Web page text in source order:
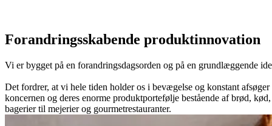
Forandringsskabende produktinnovation
Vi er bygget på en forandringsdagsorden og på en grundlæggende
Det fordrer, at vi hele tiden holder os i bevægelse og konstant
koncernen og deres enorme produktportefølje bestående af brød,
bagerier til mejerier og gourmetrestauranter.